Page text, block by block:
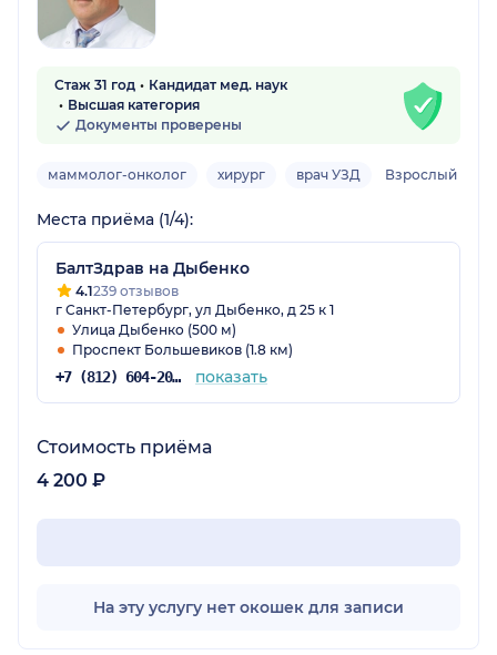
Стаж 31 год
Кандидат мед. наук
Высшая категория
Документы проверены
маммолог-онколог хирург врач УЗД Взрослый
Места приёма (1/4):
БалтЗдрав на Дыбенко
4.1239 отзывов
г Санкт-Петербург, ул Дыбенко, д 25 к 1
Улица Дыбенко (500 м)
Проспект Большевиков (1.8 км)
+7 (812) 604-20-38 показать
Стоимость приёма
4 200 ₽
На эту услугу нет окошек для записи